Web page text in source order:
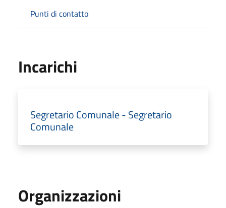
Punti di contatto
Incarichi
Segretario Comunale - Segretario
Comunale
Organizzazioni